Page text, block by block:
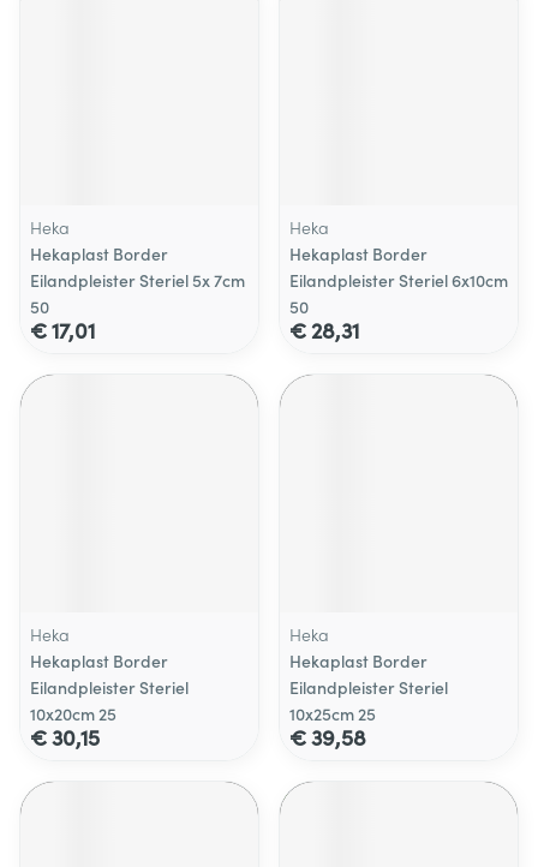
Heka
Hekaplast Border
Eilandpleister Steriel 5x 7cm
50
€ 17,01
Heka
Hekaplast Border
Eilandpleister Steriel 6x10cm
50
€ 28,31
Heka
Hekaplast Border
Eilandpleister Steriel
10x20cm 25
€ 30,15
Heka
Hekaplast Border
Eilandpleister Steriel
10x25cm 25
€ 39,58